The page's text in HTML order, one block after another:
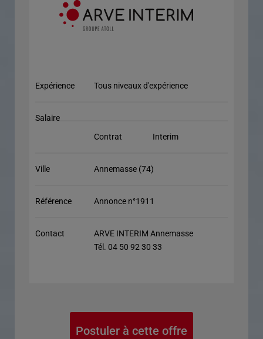
Expérience Tous niveaux d'expérience
Salaire
Contrat
Interim
Ville Annemasse (74)
Référence Annonce n°1911
Contact
ARVE INTERIM Annemasse
Tél. 04 50 92 30 33
Postuler à cette offre